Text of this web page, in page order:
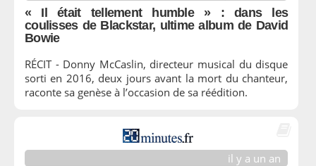
« Il était tellement humble » : dans les
coulisses de Blackstar, ultime album de David
Bowie
RÉCIT - Donny McCaslin, directeur musical du disque
sorti en 2016, deux jours avant la mort du chanteur,
raconte sa genèse à l’occasion de sa réédition.
il y a un an